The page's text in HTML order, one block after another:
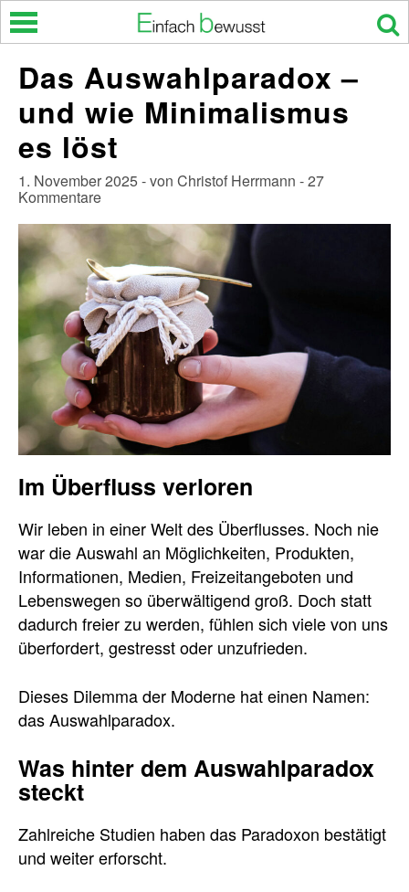
Skip
Das Auswahlparadox –
und wie Minimalismus
es löst
1. November 2025 - von Christof Herrmann - 27
Kommentare
Im Überfluss verloren
Wir leben in einer Welt des Überflusses. Noch nie
war die Auswahl an Möglichkeiten, Produkten,
Informationen, Medien, Freizeitangeboten und
Lebenswegen so überwältigend groß. Doch statt
dadurch freier zu werden, fühlen sich viele von uns
überfordert, gestresst oder unzufrieden.
Dieses Dilemma der Moderne hat einen Namen:
das Auswahlparadox.
Was hinter dem Auswahlparadox
steckt
Zahlreiche Studien haben das Paradoxon bestätigt
und weiter erforscht.